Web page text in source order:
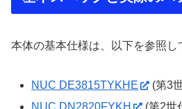
本体の基本仕様は、以下を参照し
NUC DE3815TYKHE
(第3